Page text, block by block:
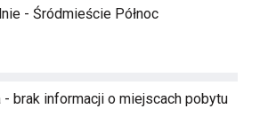
- Śródmieście Północ
brak informacji o miejscach pobytu